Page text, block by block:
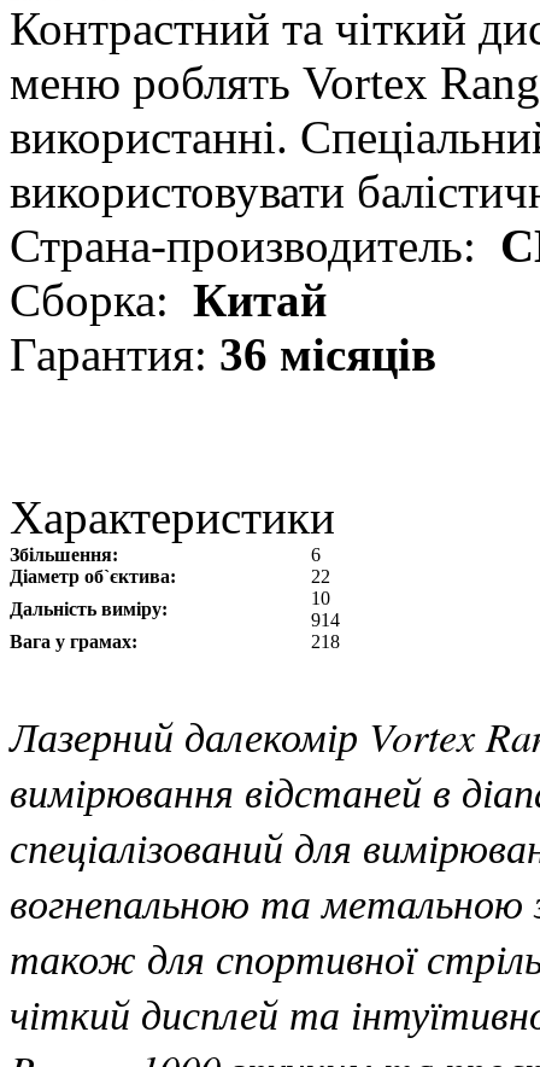
Контрастний та чіткий
меню роблять Vortex
використанні.
використовувати
Страна-производитель:
Сборка: Китай
Гарантия: 36 місяців
Характеристики
Збільшення:
6
Діаметр об`єктива:
22
Дальність виміру:
10
914
Вага у грамах:
218
Лазерний далекомір Vortex
вимірювання відстаней в
спеціалізований для
вогнепальною та метальною
також для спортивної
чіткий дисплей та